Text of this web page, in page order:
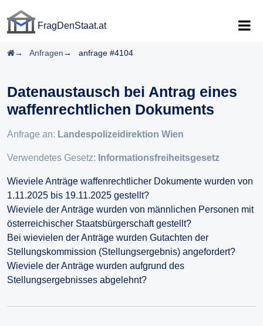
FragDenStaat.at
Startseite
Anfragen anfrage #4104
Datenaustausch bei Antrag eines
waffenrechtlichen Dokuments
Anfrage an: Landespolizeidirektion Wien
Verwendetes Gesetz: Informationsfreiheitsgesetz
Wieviele Anträge waffenrechtlicher Dokumente wurden von
1.11.2025 bis 19.11.2025 gestellt?
Wieviele der Anträge wurden von männlichen Personen mit
österreichischer Staatsbürgerschaft gestellt?
Bei wievielen der Anträge wurden Gutachten der
Stellungskommission (Stellungsergebnis) angefordert?
Wieviele der Anträge wurden aufgrund des
Stellungsergebnisses abgelehnt?